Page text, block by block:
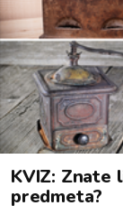
KVIZ: Znate
predmeta?